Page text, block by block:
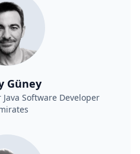
Güney
Software Developer